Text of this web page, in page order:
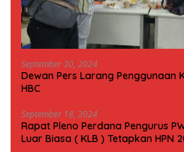
September 30, 2024
Dewan Pers Larang Penggunaan
HBC
September 18, 2024
Rapat Pleno Perdana Pengurus
Luar Biasa ( KLB ) Tetapkan HPN